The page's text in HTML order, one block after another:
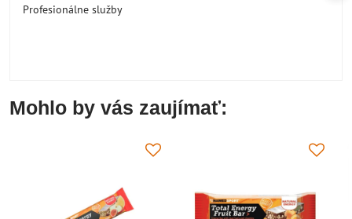
Profesionálne služby
Mohlo by vás zaujímať: